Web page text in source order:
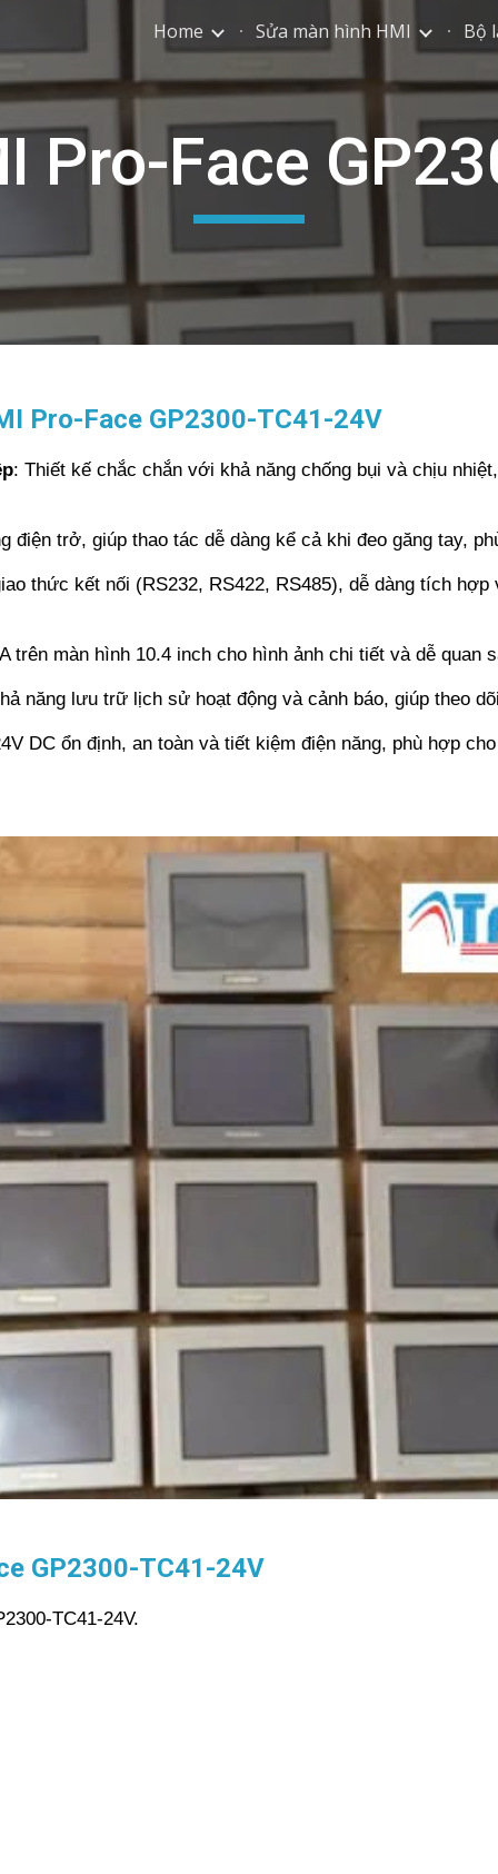
Skip to
Home Sửa màn hình HMI Bộ
Pro-Face
Pro-Face GP2300-TC41-24V
: Thiết kế chắc chắn với khả năng chống bụi và chịu
điện trở, giúp thao tác dễ dàng kể cả khi đeo găng tay,
thức kết nối (RS232, RS422, RS485), dễ dàng tích
trên màn hình 10.4 inch cho hình ảnh chi tiết và dễ quan
năng lưu trữ lịch sử hoạt động và cảnh báo, giúp theo
DC ổn định, an toàn và tiết kiệm điện năng, phù hợp
GP2300-TC41-24V
TC41-24V.